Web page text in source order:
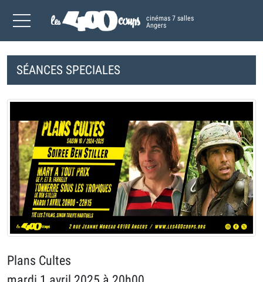
cinémas 7 salles
Angers
SÉANCES SPECIALES
Plans Cultes